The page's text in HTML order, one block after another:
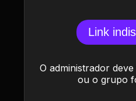
Link
O administrador
ou o grupo